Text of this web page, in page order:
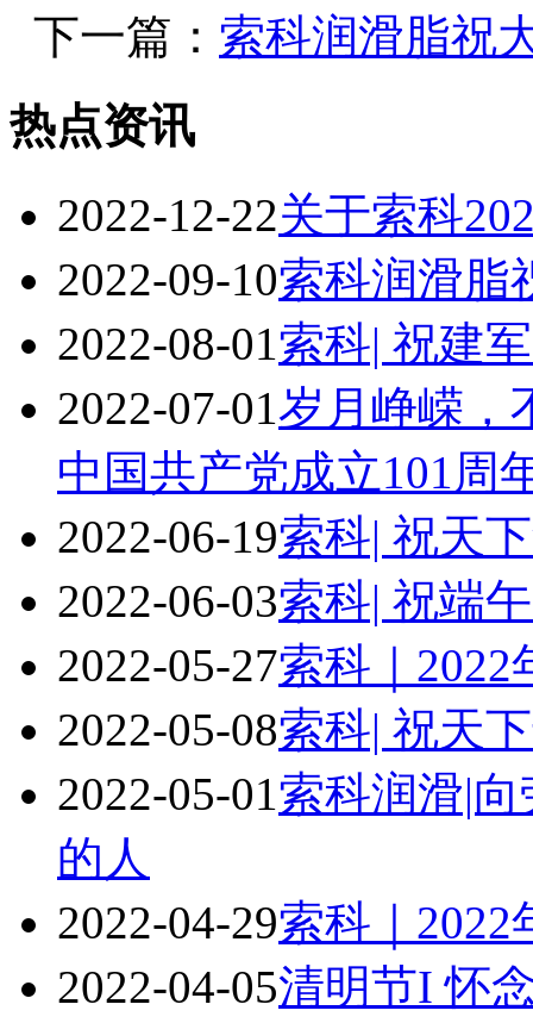
下一篇： 索科润滑脂祝
热点资讯
2022-12-22关于索科
2022-09-10索科润滑脂
2022-08-01索科| 祝建
2022-07-01岁月峥嵘，
中国共产党成立101周
2022-06-19索科| 祝天
2022-06-03索科| 祝端
2022-05-27索科｜
2022-05-08索科| 祝天
2022-05-01索科润滑|
的人
2022-04-29索科｜
2022-04-05清明节I 怀